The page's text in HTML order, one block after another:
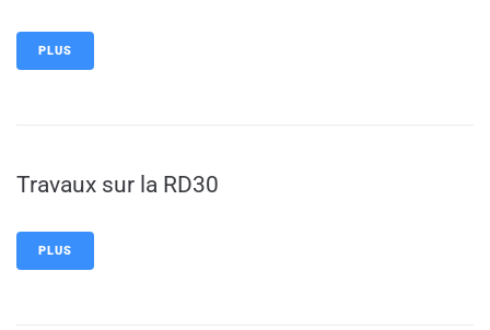
PLUS
Travaux sur la RD30
PLUS